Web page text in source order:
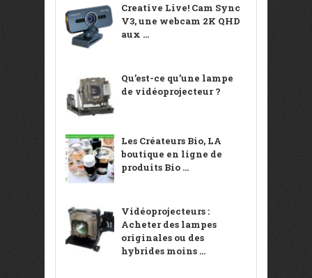
Creative Live! Cam Sync
V3, une webcam 2K QHD
aux ...
Qu’est-ce qu’une lampe
de vidéoprojecteur ?
Les Créateurs Bio, LA
boutique en ligne de
produits Bio ...
Vidéoprojecteurs :
Acheter des lampes
originales ou des
hybrides moins ...